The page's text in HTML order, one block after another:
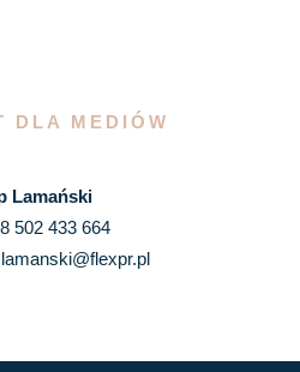
DLA MEDIÓW
Lamański
502 433 664